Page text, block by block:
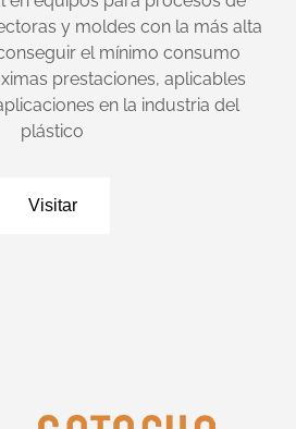
y moldes con la más alta
el mínimo consumo
prestaciones, aplicables
en la industria del
plástico
Visitar